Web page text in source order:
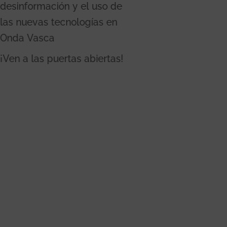
desinformación y el uso de
las nuevas tecnologías en
Onda Vasca
¡Ven a las puertas abiertas!